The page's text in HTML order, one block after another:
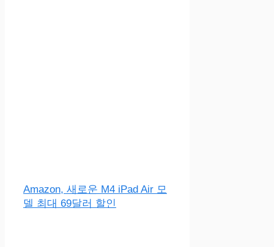
Amazon, 새로운 M4 iPad Air 모
델 최대 69달러 할인